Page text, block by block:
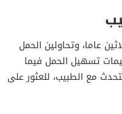
عاما، وتحاولين الحمل
تسهيل الحمل فيما
مع الطبيب، للعثور على